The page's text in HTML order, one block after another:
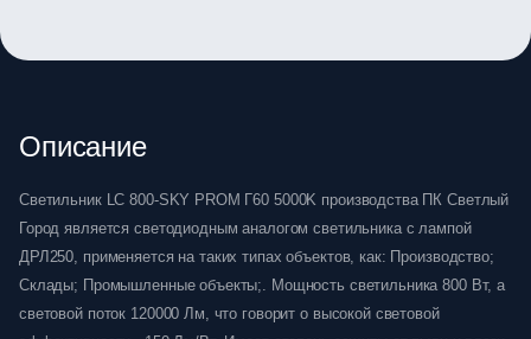
Описание
Светильник LC 800-SKY PROM Г60 5000K производства ПК Светлый
Город является светодиодным аналогом светильника с лампой
ДРЛ250, применяется на таких типах объектов, как: Производство;
Склады; Промышленные объекты;. Мощность светильника 800 Вт, а
световой поток 120000 Лм, что говорит о высокой световой